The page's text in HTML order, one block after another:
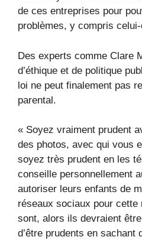
de ces entreprises pour
problèmes, y compris
Des experts comme Clare
d’éthique et de politique
loi ne peut finalement pas
parental.
« Soyez vraiment prudent
des photos, avec qui vous
soyez très prudent en les
conseille personnellement
autoriser leurs enfants de
réseaux sociaux pour cette
sont, alors ils devraient
d’être prudents en sachant